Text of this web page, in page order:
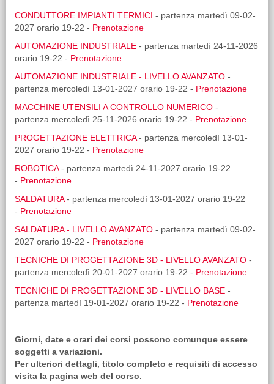
CONDUTTORE IMPIANTI TERMICI - partenza martedì 09-02-
2027 orario 19-22 - Prenotazione
AUTOMAZIONE INDUSTRIALE- partenza martedì 24-11-2026
orario 19-22 - Prenotazione
AUTOMAZIONE INDUSTRIALE - LIVELLO AVANZATO-
partenza mercoledì 13-01-2027 orario 19-22 - Prenotazione
MACCHINE UTENSILI A CONTROLLO NUMERICO-
partenza mercoledì 25-11-2026 orario 19-22 - Prenotazione
PROGETTAZIONE ELETTRICA- partenza mercoledì 13-01-
2027 orario 19-22 - Prenotazione
ROBOTICA- partenza martedì 24-11-2027 orario 19-22
- Prenotazione
SALDATURA- partenza mercoledì 13-01-2027 orario 19-22
- Prenotazione
SALDATURA - LIVELLO AVANZATO - partenza martedì 09-02-
2027 orario 19-22 - Prenotazione
TECNICHE DI PROGETTAZIONE 3D - LIVELLO AVANZATO-
partenza mercoledì 20-01-2027 orario 19-22 - Prenotazione
TECNICHE DI PROGETTAZIONE 3D - LIVELLO BASE-
partenza martedì 19-01-2027 orario 19-22 - Prenotazione
Giorni, date e orari dei corsi possono comunque essere
soggetti a variazioni.
Per ulteriori dettagli, titolo completo e requisiti di accesso
visita la pagina web del corso.